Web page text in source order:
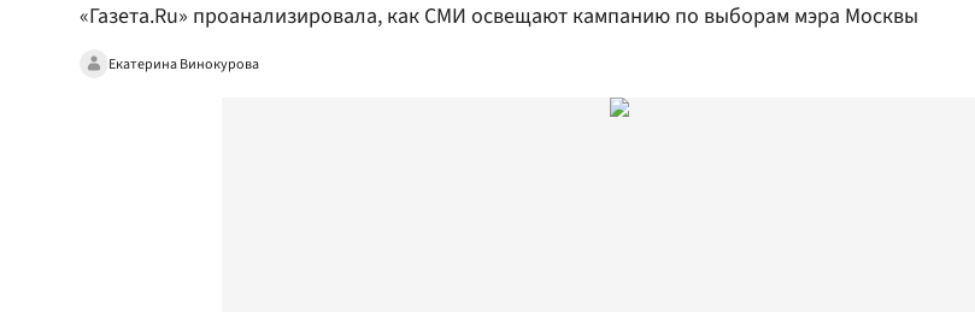
«Газета.Ru» проанализировала, как СМИ освещают кампанию по выборам мэра Москвы
Екатерина Винокурова